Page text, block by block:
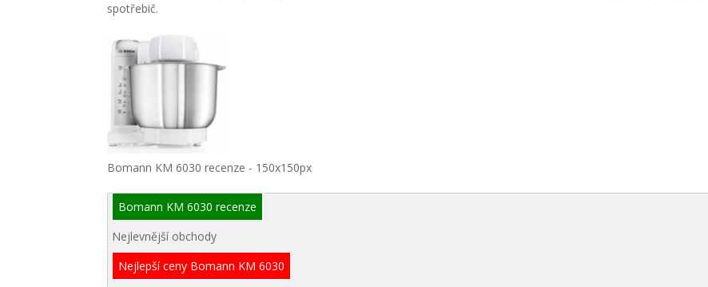
spotřebič.
Bomann KM 6030 recenze - 150x150px
Bomann KM 6030 recenze
Nejlevnější obchody
Nejlepší ceny Bomann KM 6030